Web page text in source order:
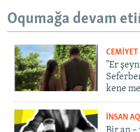
Oqumağa devam
CEMİYET
"Er
kene
İNSAN